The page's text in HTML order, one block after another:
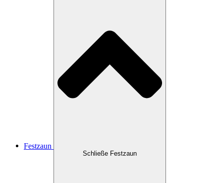
Festzaun
Schließe Festzaun